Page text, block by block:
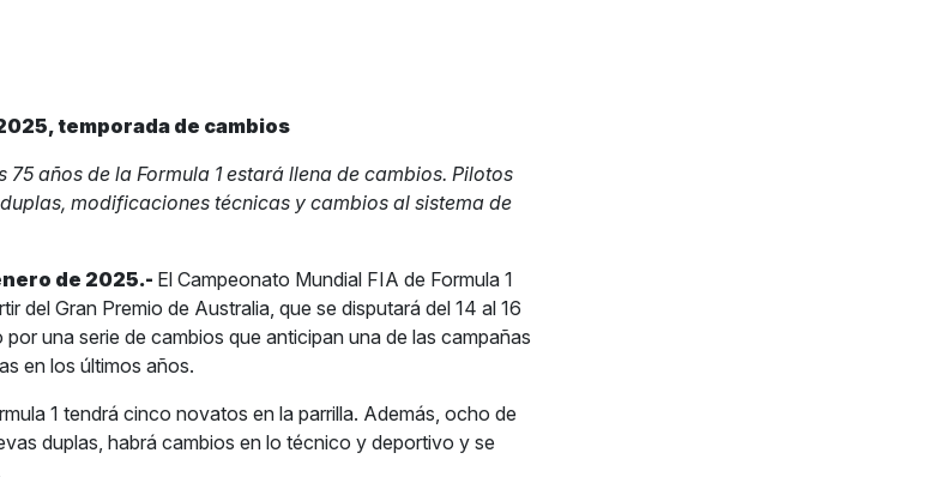
temporada de cambios
75 años de la Formula 1 estará llena de cambios. Pilotos
modificaciones técnicas y cambios al sistema de
de 2025.- El Campeonato Mundial FIA de Formula 1
del Gran Premio de Australia, que se disputará del 14 al 16
una serie de cambios que anticipan una de las campañas
en los últimos años.
1 tendrá cinco novatos en la parrilla. Además, ocho de
duplas, habrá cambios en lo técnico y deportivo y se